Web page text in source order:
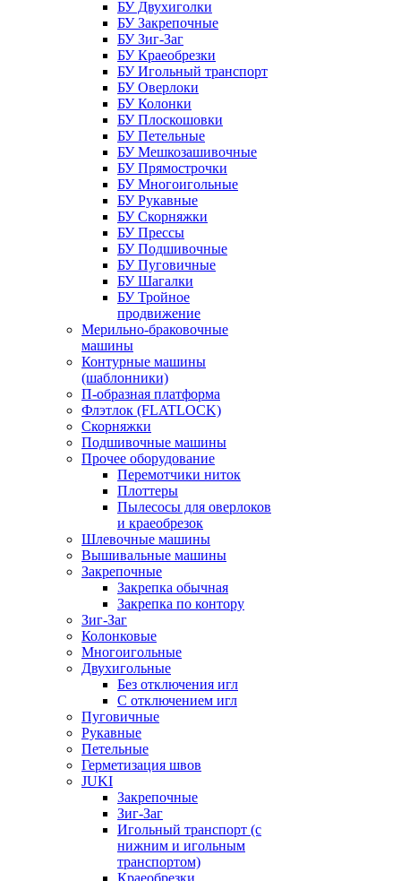
БУ Двухиголки
БУ Закрепочные
БУ Зиг-Заг
БУ Краеобрезки
БУ Игольный транспорт
БУ Оверлоки
БУ Колонки
БУ Плоскошовки
БУ Петельные
БУ Мешкозашивочные
БУ Прямострочки
БУ Многоигольные
БУ Рукавные
БУ Скорняжки
БУ Прессы
БУ Подшивочные
БУ Пуговичные
БУ Шагалки
БУ Тройное
продвижение
Мерильно-браковочные
машины
Контурные машины
(шаблонники)
П-образная платформа
Флэтлок (FLATLOCK)
Скорняжки
Подшивочные машины
Прочее оборудование
Перемотчики ниток
Плоттеры
Пылесосы для оверлоков
и краеобрезок
Шлевочные машины
Вышивальные машины
Закрепочные
Закрепка обычная
Закрепка по контору
Зиг-Заг
Колонковые
Многоигольные
Двухигольные
Без отключения игл
С отключением игл
Пуговичные
Рукавные
Петельные
Герметизация швов
JUKI
Закрепочные
Зиг-Заг
Игольный транспорт (с
нижним и игольным
транспортом)
Краеобрезки